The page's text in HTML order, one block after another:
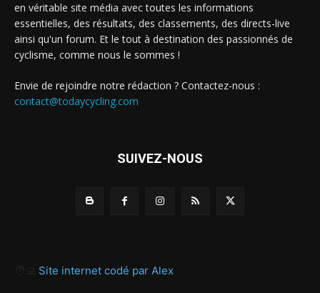
en véritable site média avec toutes les informations
essentielles, des résultats, des classements, des directs-live
ainsi qu'un forum. Et le tout à destination des passionnés de
cyclisme, comme nous le sommes !
Envie de rejoindre notre rédaction ? Contactez-nous :
contact@todaycycling.com
SUIVEZ-NOUS
Site internet codé par Alex